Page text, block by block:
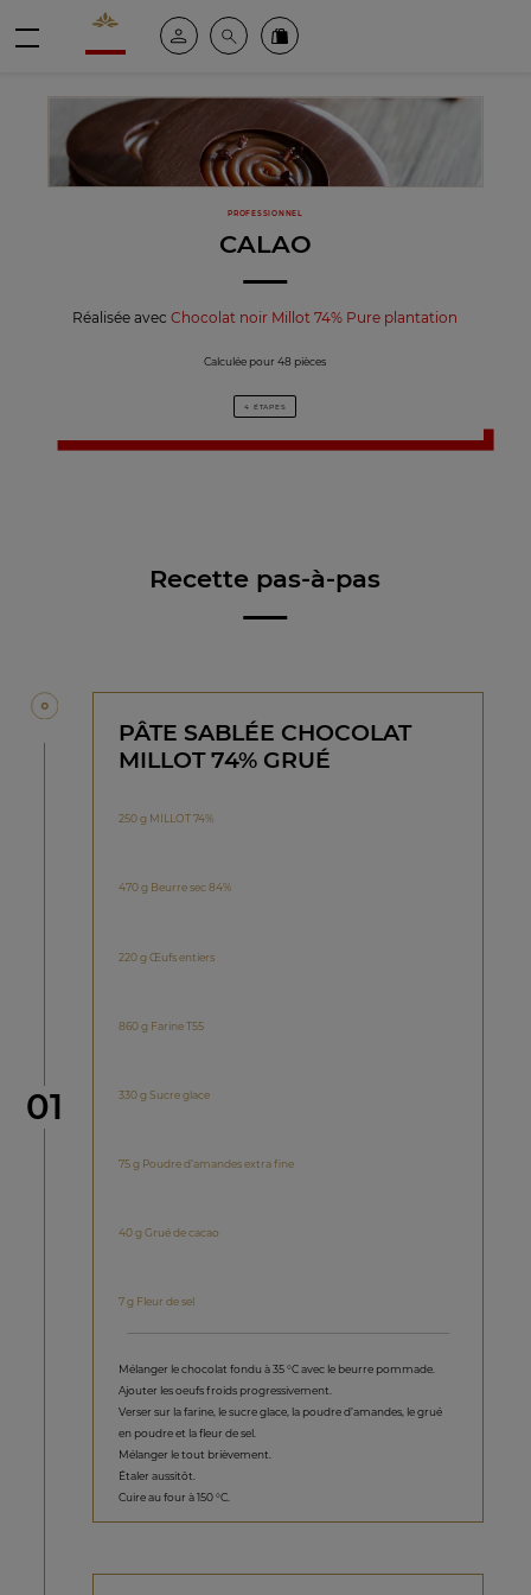
Valrhona - Imaginons le meilleur du chocolat
Espace clientRechercheCommandez en ligne
PROFESSIONNEL
CALAO
Réalisée avecChocolat noir Millot 74% Pure plantation
Calculée pour 48 pièces
4 ÉTAPES
Recette pas-à-pas
étape
01
PÂTE SABLÉE CHOCOLAT
MILLOT 74% GRUÉ
250 g MILLOT 74%
470 g Beurre sec 84%
220 g Œufs entiers
860 g Farine T55
330 g Sucre glace
75 g Poudre d’amandes extra fine
40 g Grué de cacao
7 g Fleur de sel
Mélanger le chocolat fondu à 35 °C avec le beurre pommade.
Ajouter les oeufs froids progressivement.
Verser sur la farine, le sucre glace, la poudre d’amandes, le grué
en poudre et la fleur de sel.
Mélanger le tout brièvement.
Étaler aussitôt.
Cuire au four à 150 °C.